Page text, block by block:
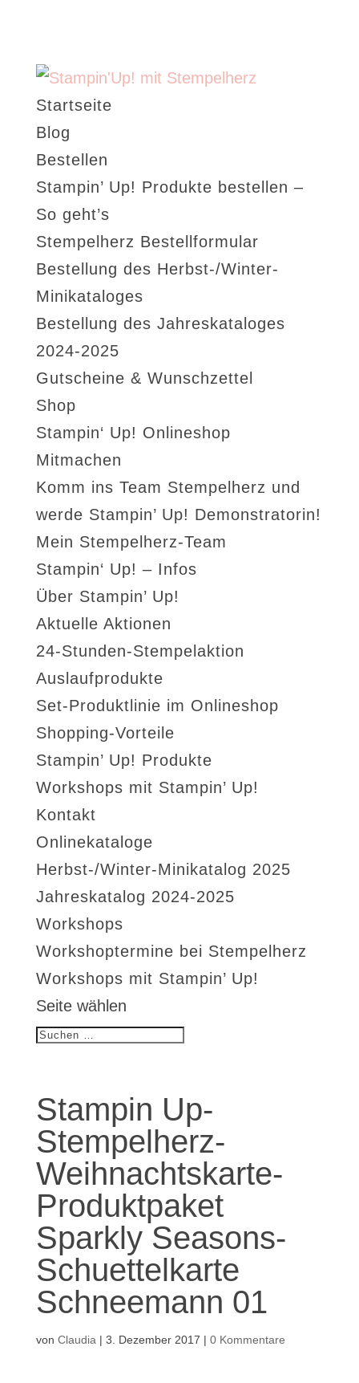
Startseite
Blog
Bestellen
Stampin’ Up! Produkte bestellen –
So geht’s
Stempelherz Bestellformular
Bestellung des Herbst-/Winter-
Minikataloges
Bestellung des Jahreskataloges
2024-2025
Gutscheine & Wunschzettel
Shop
Stampin‘ Up! Onlineshop
Mitmachen
Komm ins Team Stempelherz und
werde Stampin’ Up! Demonstratorin!
Mein Stempelherz-Team
Stampin‘ Up! – Infos
Über Stampin’ Up!
Aktuelle Aktionen
24-Stunden-Stempelaktion
Auslaufprodukte
Set-Produktlinie im Onlineshop
Shopping-Vorteile
Stampin’ Up! Produkte
Workshops mit Stampin’ Up!
Kontakt
Onlinekataloge
Herbst-/Winter-Minikatalog 2025
Jahreskatalog 2024-2025
Workshops
Workshoptermine bei Stempelherz
Workshops mit Stampin’ Up!
Seite wählen
Stampin Up-
Stempelherz-
Weihnachtskarte-
Produktpaket
Sparkly Seasons-
Schuettelkarte
Schneemann 01
von Claudia | 3. Dezember 2017 | 0 Kommentare